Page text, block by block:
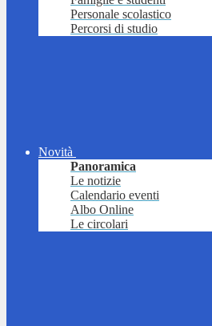
Personale scolastico
Percorsi di studio
Novità
Panoramica
Le notizie
Calendario eventi
Albo Online
Le circolari